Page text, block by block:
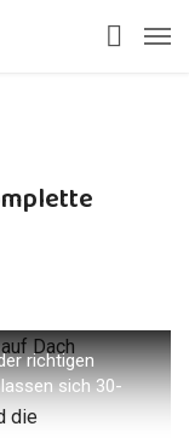
richtigen
sich 30-
die